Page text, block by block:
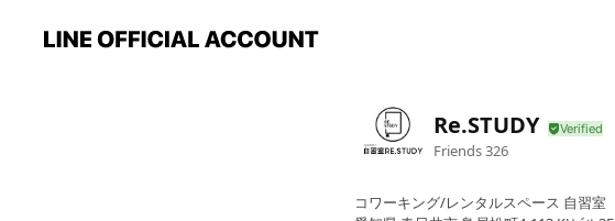
Re.STUDY
Friends326
コワーキング/レンタルスペース 自習室